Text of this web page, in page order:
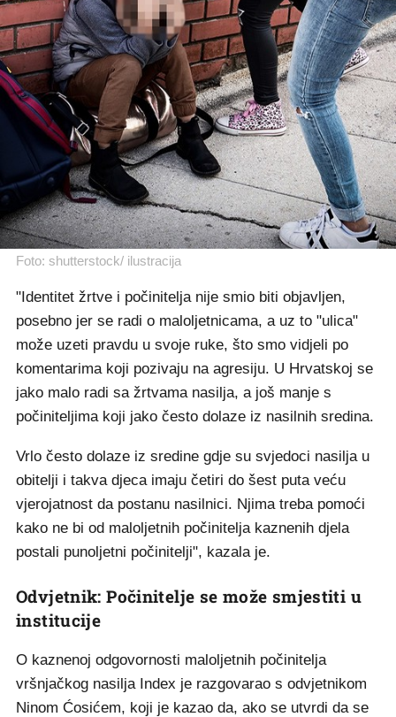
Foto: shutterstock/ ilustracija
"Identitet žrtve i počinitelja nije smio biti objavljen,
posebno jer se radi o maloljetnicama, a uz to "ulica"
može uzeti pravdu u svoje ruke, što smo vidjeli po
komentarima koji pozivaju na agresiju. U Hrvatskoj se
jako malo radi sa žrtvama nasilja, a još manje s
počiniteljima koji jako često dolaze iz nasilnih sredina.
Vrlo često dolaze iz sredine gdje su svjedoci nasilja u
obitelji i takva djeca imaju četiri do šest puta veću
vjerojatnost da postanu nasilnici. Njima treba pomoći
kako ne bi od maloljetnih počinitelja kaznenih djela
postali punoljetni počinitelji", kazala je.
Odvjetnik: Počinitelje se može smjestiti u
institucije
O kaznenoj odgovornosti maloljetnih počinitelja
vršnjačkog nasilja Index je razgovarao s odvjetnikom
Ninom Ćosićem, koji je kazao da, ako se utvrdi da se